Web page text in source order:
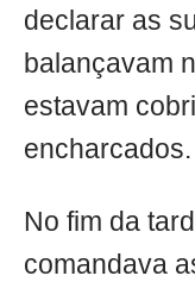
declarar as
balançavam
estavam
encharcados.
No fim da
comandava